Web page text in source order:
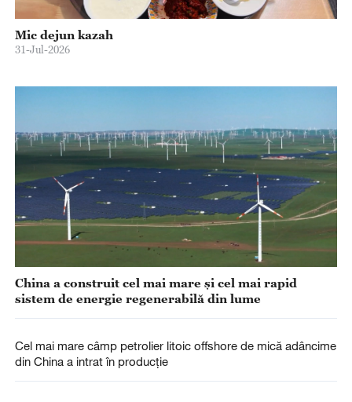
Mic dejun kazah
31-Jul-2026
China a construit cel mai mare și cel mai rapid
sistem de energie regenerabilă din lume
Cel mai mare câmp petrolier litoic offshore de mică adâncime
din China a intrat în producție